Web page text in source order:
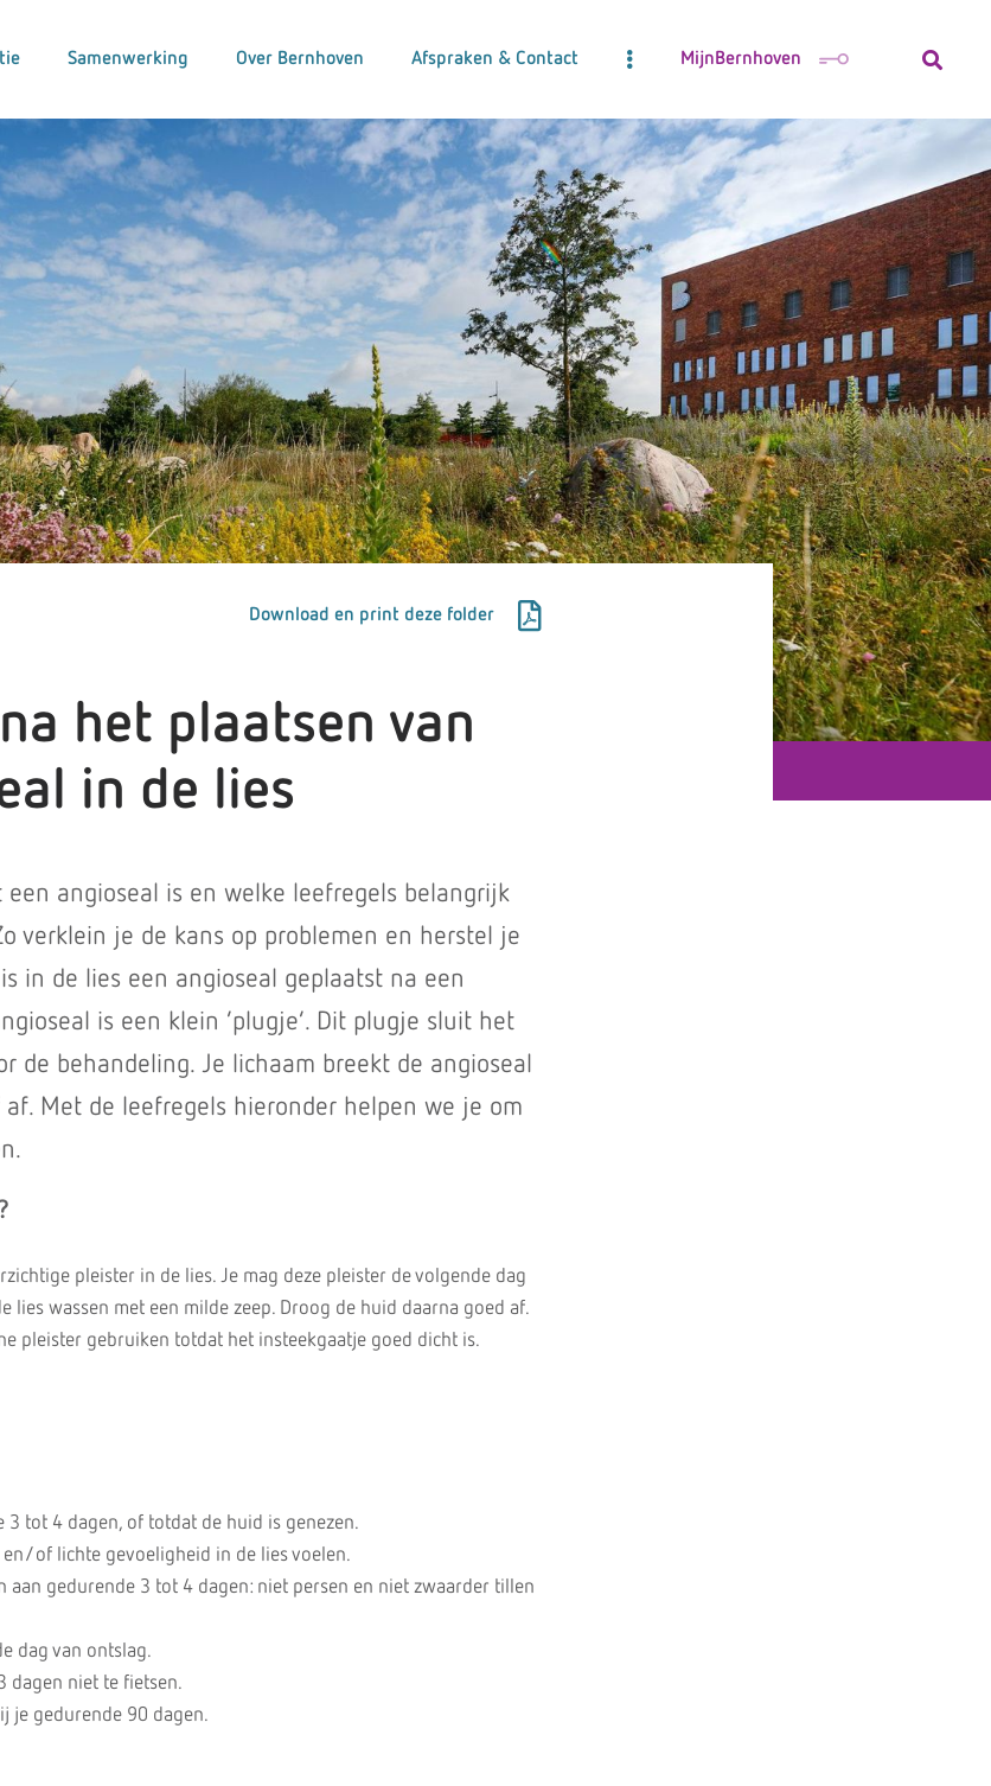
Samenwerking Over Bernhoven Afspraken & Contact MijnBernhoven
Download en print deze folder
het plaatsen van
in de lies
een angioseal is en welke leefregels belangrijk
verklein je de kans op problemen en herstel je
in de lies een angioseal geplaatst na een
is een klein ‘plugje’. Dit plugje sluit het
de behandeling. Je lichaam breekt de angioseal
Met de leefregels hieronder helpen we je om
pleister in de lies. Je mag deze pleister de volgende dag
lies wassen met een milde zeep. Droog de huid daarna goed af.
pleister gebruiken totdat het insteekgaatje goed dicht is.
3 tot 4 dagen, of totdat de huid is genezen.
of lichte gevoeligheid in de lies voelen.
aan gedurende 3 tot 4 dagen: niet persen en niet zwaarder tillen
dag van ontslag.
dagen niet te fietsen.
je gedurende 90 dagen.